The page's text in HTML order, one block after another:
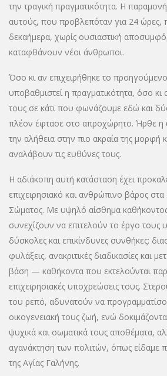
την τραγική πραγματικότητα. Η
αυτούς, που προβλεπόταν για 24 ώρες,
δεκαήμερα, χωρίς ουσιαστική
καταφθάνουν νέοι άνθρωποι.
Όσο κι αν επιχειρήθηκε το
υποβαθμιστεί η πραγματικότητα, όσο κι
τους σε κάτι που φωνάζουμε εδώ και
πλέον έφτασε στο απροχώρητο. Ήρθε η
την αλήθεια στην πιο ακραία της μορφή
αναλάβουν τις ευθύνες τους.
Η αδιάκοπη αυτή κατάσταση έχει
επιχειρησιακό και ανθρώπινο βάρος
Σώματος. Με υψηλό αίσθημα
συνεχίζουν να επιτελούν το έργο τους
δύσκολες και επικίνδυνες συνθήκες:
φυλάξεις, ανακριτικές διαδικασίες και
βάση — καθήκοντα που εκτελούνται
επιχειρησιακές υποχρεώσεις τους.
του ρεπό, αδυνατούν να
οικογενειακή τους ζωή, ενώ
ψυχικά και σωματικά τους αποθέματα,
αγανάκτηση των πολιτών, όπως είδαμε
της Αγίας Γαλήνης.